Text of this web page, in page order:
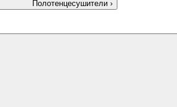
Полотенцесушители ›